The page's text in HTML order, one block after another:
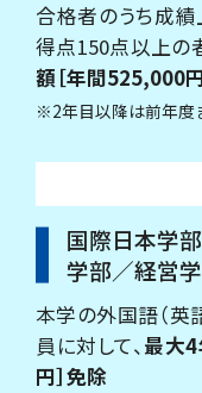
合格者のうち成
得点150点以上の
額［年間525,000
※2年目以降は前年度
国際日本学
学部／経営
本学の外国語（英
員に対して、最大
円］免除